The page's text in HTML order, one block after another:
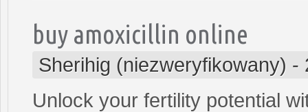
buy amoxicillin online
Sherihig (niezweryfikowany) -
Unlock your fertility potential